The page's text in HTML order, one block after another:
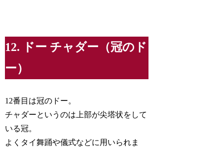
12. ドー チャダー（冠のド
ー）
12番目は冠のドー。
チャダーというのは上部が尖塔状をして
いる冠。
よくタイ舞踊や儀式などに用いられま